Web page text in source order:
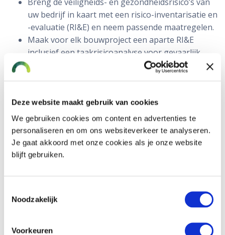
Deze website maakt gebruik van cookies
We gebruiken cookies om content en advertenties te
personaliseren en om ons websiteverkeer te analyseren.
Je gaat akkoord met onze cookies als je onze website
blijft gebruiken.
Noodzakelijk
Voorkeuren
uw bedrijf in kaart met een risico-inventarisatie en
-evaluatie (RI&E) en neem passende maatregelen.
Maak voor elk bouwproject een aparte RI&E
inclusief een taakrisicoanalyse voor gevaarlijk
werk.
toezicht.
Werk bij grotere projecten met een Veiligheids-
en gezondheidsplan.
Zorg dat uw medewerkers voldoende persoonlijke
beschermingsmiddelen hebben, zoals
arbeidsomstandigheden, bijvoorbeeld tijdens
Stel uw werknemers in de gelegenheid om